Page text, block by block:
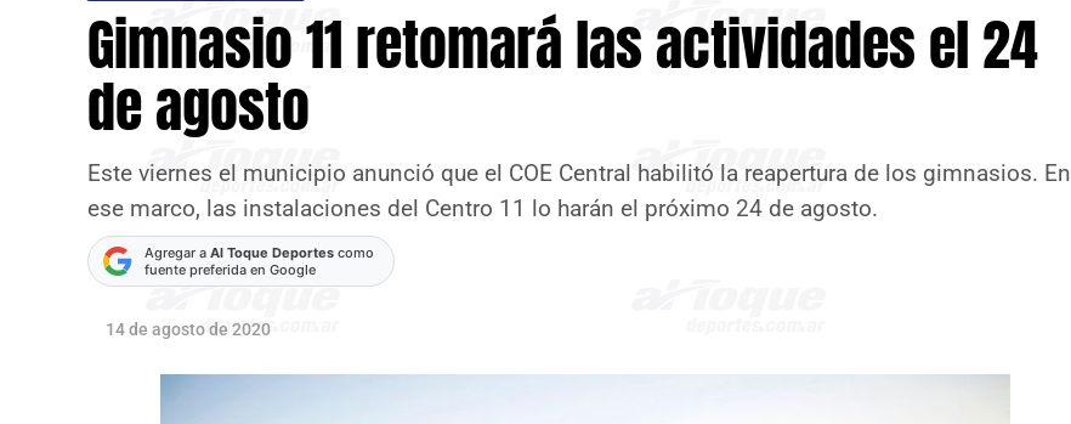
Gimnasio 11 retomará las actividades el 24
de agosto
Este viernes el municipio anunció que el COE Central habilitó la reapertura de los gimnasios. En
ese marco, las instalaciones del Centro 11 lo harán el próximo 24 de agosto.
Agregar a Al Toque Deportes como
fuente preferida en Google
14 de agosto de 2020